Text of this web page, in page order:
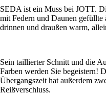
SEDA ist ein Muss bei JOTT.
mit Federn und Daunen gefüllte
drinnen und draußen warm,
Sein taillierter Schnitt und die
Farben werden Sie begeistern!
Übergangszeit hat außerdem
Reißverschluss.